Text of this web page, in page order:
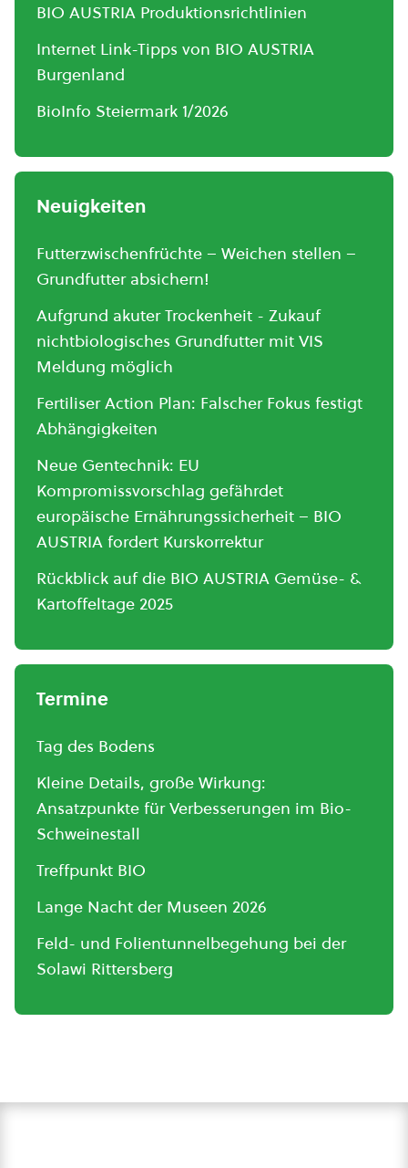
BIO AUSTRIA Produktionsrichtlinien
Internet Link-Tipps von BIO AUSTRIA
Burgenland
BioInfo Steiermark 1/2026
Neuigkeiten
Futterzwischenfrüchte – Weichen stellen –
Grundfutter absichern!
Aufgrund akuter Trockenheit - Zukauf
nichtbiologisches Grundfutter mit VIS
Meldung möglich
Fertiliser Action Plan: Falscher Fokus festigt
Abhängigkeiten
Neue Gentechnik: EU
Kompromissvorschlag gefährdet
europäische Ernährungssicherheit – BIO
AUSTRIA fordert Kurskorrektur
Rückblick auf die BIO AUSTRIA Gemüse- &
Kartoffeltage 2025
Termine
Tag des Bodens
Kleine Details, große Wirkung:
Ansatzpunkte für Verbesserungen im Bio-
Schweinestall
Treffpunkt BIO
Lange Nacht der Museen 2026
Feld- und Folientunnelbegehung bei der
Solawi Rittersberg